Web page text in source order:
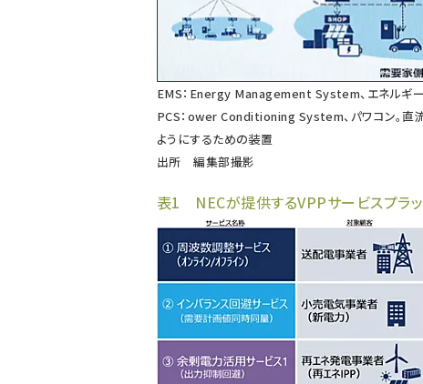
EMS：Energy Management System、エネルギ
PCS：ower Conditioning System、パワコン。直
ようにするための装置
出所 編集部撮影
表1 NECが提供するVPPサービスプラ